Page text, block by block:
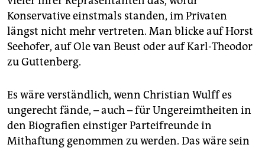
Konservative einstmals standen, im Privaten
längst nicht mehr vertreten. Man blicke auf Horst
Seehofer, auf Ole van Beust oder auf Karl-Theodor
zu Guttenberg.
Es wäre verständlich, wenn Christian Wulff es
ungerecht fände, – auch – für Ungereimtheiten in
den Biografien einstiger Parteifreunde in
Mithaftung genommen zu werden. Das wäre sein